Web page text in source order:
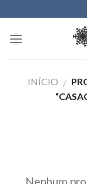
to
content
INÍCIO /